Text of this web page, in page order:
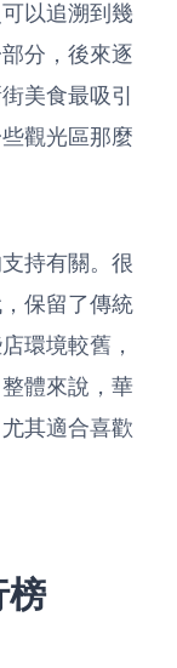
以追溯到幾
分，後來逐
美食最吸引
觀光區那麼
持有關。很
保留了傳統
環境較舊，
體來說，華
其適合喜歡
榜